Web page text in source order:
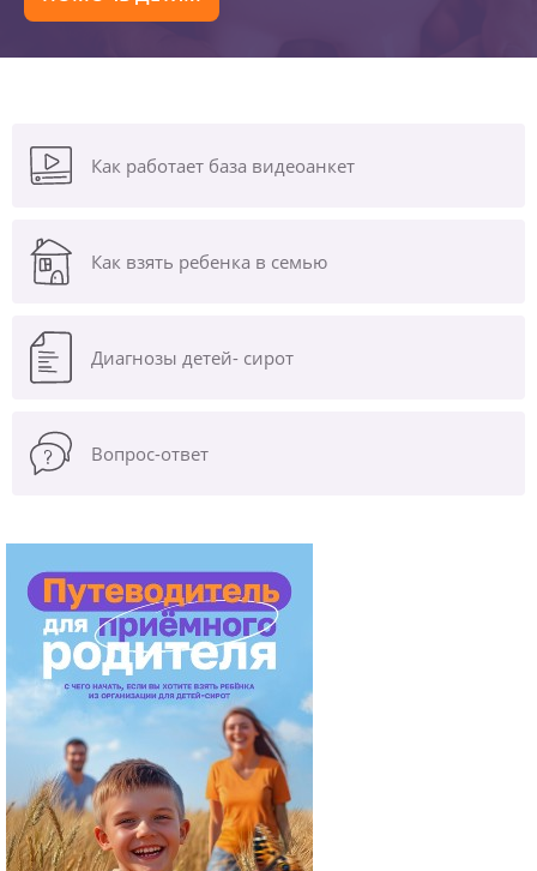
Как работает база видеоанкет
Как взять ребенка в семью
Диагнозы детей- сирот
Вопрос-ответ